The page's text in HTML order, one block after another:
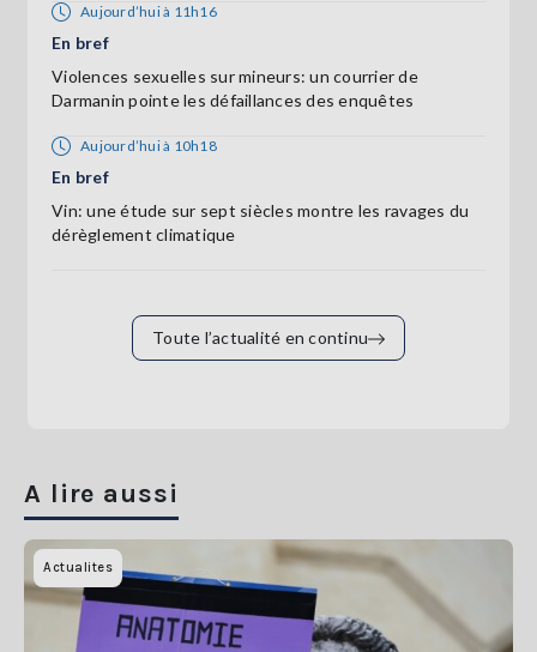
Aujourd’hui à 11h16
En bref
Violences sexuelles sur mineurs: un courrier de
Darmanin pointe les défaillances des enquêtes
Aujourd’hui à 10h18
En bref
Vin: une étude sur sept siècles montre les ravages du
dérèglement climatique
Toute l’actualité en continu
A lire aussi
Actualites